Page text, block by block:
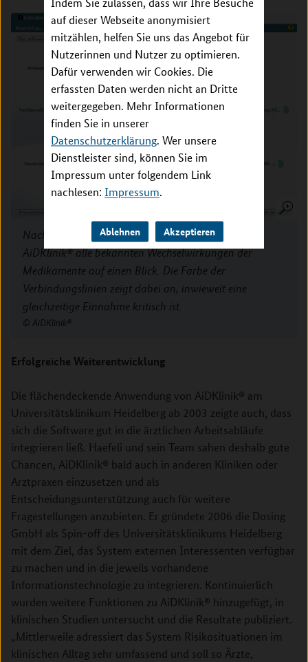
auf dieser Webseite anonymisiert
mitzählen, helfen Sie uns das Angebot für
Nutzerinnen und Nutzer zu optimieren.
Dafür verwenden wir Cookies. Die
erfassten Daten werden nicht an Dritte
weitergegeben. Mehr Informationen
finden Sie in unserer
Datenschutzerklärung. Wer unsere
Dienstleister sind, können Sie im
Impressum unter folgendem Link
nachlesen: Impressum.
Ablehnen Akzeptieren
Nach Auswahl der Medikamente zeigt die Software
AiDKlinik® alle bekannten Wechselwirkungen der
Medikamente auf einen Blick. Die Farbe der
Verbindungslinien zeigt dabei an, inwieweit eine
gleichzeitige Einnahme kritisch ist.
AiDKlinik®
Erfolgreiche Weiterentwicklung
Die flächendeckende Anwendung von AiDKlinik® am
Universitätsklinikum Heidelberg ab 2003 zeigte auch, dass
sich die Software gut in die ärztlichen Arbeitsabläufe
integrieren ließ. Haefeli und sein Team sahen deshalb gute
Chancen, AiDKlinik® bald auch in anderen Kliniken oder
Arztpraxen einzusetzen und als
Entscheidungsunterstützung auch für weitere
Fragestellungen anzubieten. Er gründete 2006 die Dosing
GmbH als Spin-off des Universitätsklinikums Heidelberg
mit dem Ziel, das System externen Interessenten verfügbar
zu machen und in die jeweils vorhandene
Informationstechnologie zu integrieren. Kontinuierlich
wurden weitere Funktionen zu AiDKlinik® hinzugefügt, in
klinischen Studien untersucht und die Resultate publiziert.
„Mittlerweile adressiert das System Risikosituationen im
klinischen Alltag sehr umfassend und soll so Ärzte,